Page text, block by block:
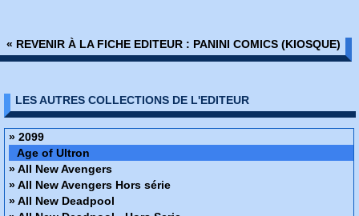
« REVENIR À LA FICHE EDITEUR : PANINI COMICS (KIOSQUE)
LES AUTRES COLLECTIONS DE L'EDITEUR
» 2099
Age of Ultron
» All New Avengers
» All New Avengers Hors série
» All New Deadpool